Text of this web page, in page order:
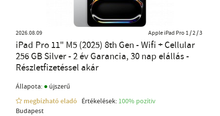
2026.08.09 Apple iPad Pro 1 / 2 / 3
iPad Pro 11" M5 (2025) 8th Gen - Wifi + Cellular
256 GB Silver - 2 év Garancia, 30 nap elállás -
Részletfizetéssel akár
Állapota: ● újszerű
megbízható eladó
Értékelések: 100% pozítiv
Budapest